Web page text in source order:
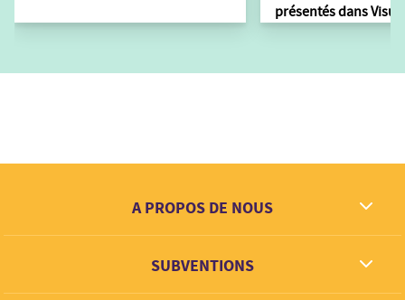
présentés dans
A PROPOS DE NOUS
Contact
SUBVENTIONS